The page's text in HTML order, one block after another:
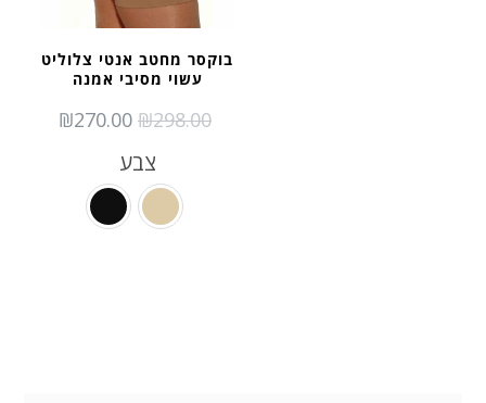
בוקסר מחטב אנטי צלוליט
עשוי מסיבי אמנה
₪298.00
ORIGINAL
WAS:
₪298.00.
₪270.00
צבע